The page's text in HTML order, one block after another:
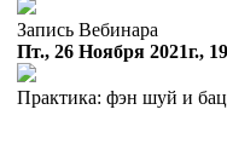
Запись Вебинара
Пт., 26 Ноября 2021г.,
Практика: фэн шуй и